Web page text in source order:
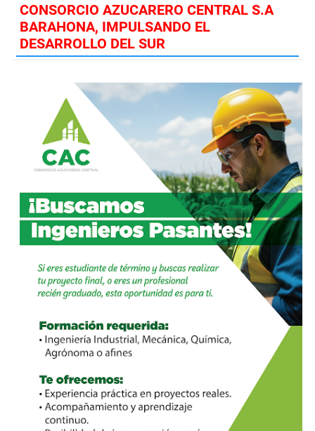
CONSORCIO AZUCARERO CENTRAL S.A
BARAHONA, IMPULSANDO EL
DESARROLLO DEL SUR